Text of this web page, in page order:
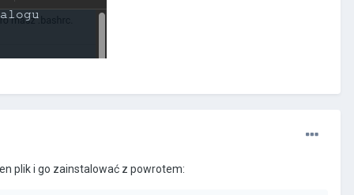
plik i go zainstalować z powrotem: